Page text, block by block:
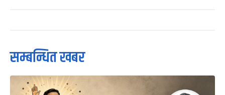
सम्बन्धित खबर